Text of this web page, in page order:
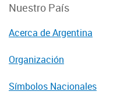
Nuestro País
Acerca de Argentina
Organización
Símbolos Nacionales